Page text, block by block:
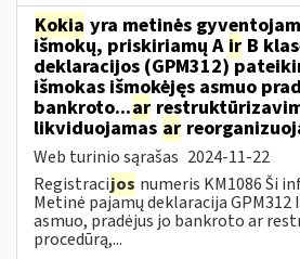
Kokia yra metinės
išmokų, priskiriamų A ir B
deklaracijos (GPM312)
išmokas išmokėjęs asmuo
bankroto...ar
likviduojamas ar
Web turinio sąrašas 2024-11-22
Registracijos numeris KM1086 Ši
Metinė pajamų deklaracija GPM312
asmuo, pradėjus jo bankroto ar
procedūrą,...